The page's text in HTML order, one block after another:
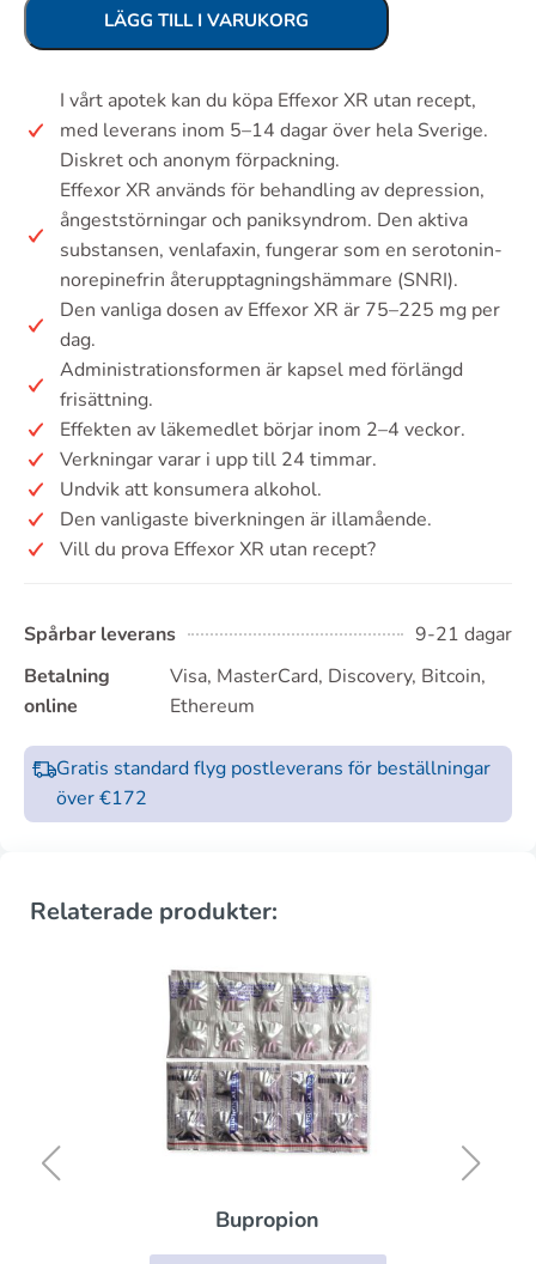
LÄGG TILL I VARUKORG
I vårt apotek kan du köpa Effexor XR utan recept,
med leverans inom 5–14 dagar över hela Sverige.
Diskret och anonym förpackning.
Effexor XR används för behandling av depression,
ångeststörningar och paniksyndrom. Den aktiva
substansen, venlafaxin, fungerar som en serotonin-
norepinefrin återupptagningshämmare (SNRI).
Den vanliga dosen av Effexor XR är 75–225 mg per
dag.
Administrationsformen är kapsel med förlängd
frisättning.
Effekten av läkemedlet börjar inom 2–4 veckor.
Verkningar varar i upp till 24 timmar.
Undvik att konsumera alkohol.
Den vanligaste biverkningen är illamående.
Vill du prova Effexor XR utan recept?
Spårbar leverans
9-21 dagar
Betalning
online
Visa, MasterCard, Discovery, Bitcoin,
Ethereum
Gratis standard flyg postleverans för beställningar
över €172
Relaterade produkter:
Bupropion